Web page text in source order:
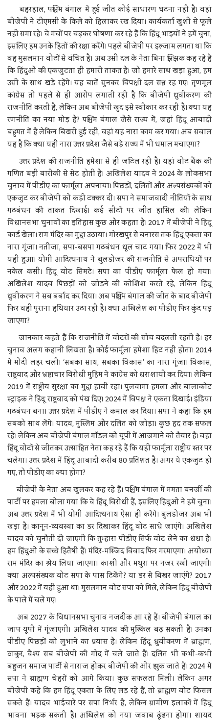
बहरहाल, पश्चिम बंगाल में हुई जीत कोई साधारण घटना नहीं है। वहां
बीजेपी ने टीएमसी के किले को हिलाकर रख दिया। कार्यकर्ता खुशी से फूले
नहीं समा रहे। वे मंचों पर चढ़कर घोषणा कर रहे हैं कि हिंदू भाइयों ने हमें चुना,
इसलिए हम उनके हितों की रक्षा करेंगे। पहले बीजेपी पर इल्जाम लगता था कि
वह मुसलमान वोटों से वंचित है। अब उसी दल के नेता बिना झिझक कह रहे हैं
कि हिंदुओं की एकजुटता ही हमारी ताकत है। जो हमारे साथ खड़ा हुआ, हम
उसी के साथ खड़े रहेंगे। यह बातें सुनकर विपक्षी दल सन्न रह गए। तृणमूल
कांग्रेस तो पहले से ही आरोप लगाती रही है कि बीजेपी ध्रुवीकरण की
राजनीति करती है, लेकिन अब बीजेपी खुद इसे स्वीकार कर रही है। क्या यह
रणनीति का नया मोड़ है? पश्चिम बंगाल जैसे राज्य में, जहां हिंदू आबादी
बहुमत में है लेकिन बिखरी हुई रही, वहां यह नारा काम कर गया। अब सवाल
यह है कि क्या यही नारा उत्तर प्रदेश जैसे बड़े राज्य में भी धमाल मचाएगा?
उत्तर प्रदेश की राजनीति हमेशा से ही जटिल रही है। यहां वोट बैंक की
गणित बड़ी बारीकी से सेट होती है। अखिलेश यादव ने 2024 के लोकसभा
चुनाव में पीडीए का फार्मूला अपनाया। पिछड़ों, दलितों और अल्पसंख्यकों को
एकजुट कर बीजेपी को कड़ी टक्कर दी। सपा ने समाजवादी नीतियों के साथ
गठबंधन की ताकत दिखाई। कई सीटों पर जीत हासिल की। लेकिन
विधानसभा चुनावों का इतिहास कुछ और कहता है। 2017 में बीजेपी ने हिंदू
कार्ड खेला। राम मंदिर का मुद्दा उठाया। गोरखपुर से बनारस तक हिंदू एकता का
नारा गूंजा। नतीजा, सपा-बसपा गठबंधन धूल चाट गया। फिर 2022 में भी
यही हुआ। योगी आदित्यनाथ ने बुलडोजर की राजनीति से अपराधियों पर
नकेल कसी। हिंदू वोट सिमटे। सपा का पीडीए फार्मूला फेल हो गया।
अखिलेश यादव पिछड़ों को जोड़ने की कोशिश करते रहे, लेकिन हिंदू
ध्रुवीकरण ने सब बर्बाद कर दिया। अब पश्चिम बंगाल की जीत के बाद बीजेपी
फिर वही पुराना हथियार उठा रही है। क्या अखिलेश का पीडीए फिर कुंद पड़
जाएगा?
जानकार कहते हैं कि राजनीति में वोटरों की सोच बदलती रहती है। हर
चुनाव अलग कहानी लिखता है। कोई फार्मूला हमेशा हिट नहीं होता। 2014
में मोदी लहर चली। ‘सबका साथ, सबका विकास’ का नारा गूंजा। विकास,
राष्ट्रवाद और भ्रष्टाचार विरोधी मुहिम ने कांग्रेस को धराशायी कर दिया। लेकिन
2019 में राष्ट्रीय सुरक्षा का मुद्दा हावी रहा। पुलवामा हमला और बालाकोट
स्ट्राइक ने हिंदू राष्ट्रवाद को पंख दिए। 2024 में विपक्ष ने एकता दिखाई। इंडिया
गठबंधन बना। उत्तर प्रदेश में पीडीए ने कमाल कर दिया। सपा ने कहा कि हम
सबको साथ लेंगे। यादव, मुस्लिम और दलित को जोड़ा। कुछ हद तक सफल
रहे। लेकिन अब बीजेपी बंगाल मॉडल को यूपी में आजमाने को तैयार है। वहां
हिंदू वोटों से जीतकर उत्साहित नेता कह रहे हैं कि यही फार्मूला राष्ट्रीय स्तर पर
चलेगा। उत्तर प्रदेश में हिंदू आबादी करीब 80 प्रतिशत है। अगर ये एकजुट हो
गए, तो पीडीए का क्या होगा?
बीजेपी के नेता अब खुलकर कह रहे हैं। पश्चिम बंगाल में ममता बनर्जी की
पार्टी पर हमला बोला गया कि वे हिंदू विरोधी हैं, इसलिए हिंदुओं ने हमें चुना।
अब उत्तर प्रदेश में भी योगी आदित्यनाथ ऐसा ही करेंगे। बुलडोजर अब भी
खड़ा है। कानून-व्यवस्था का डर दिखाकर हिंदू वोट साधे जाएंगे। अखिलेश
यादव को चुनौती दी जाएगी कि तुम्हारा पीडीए सिर्फ वोट लेने का धंधा है।
हम हिंदुओं के सच्चे हितैषी हैं। मंदिर-मस्जिद विवाद फिर गरमाएगा। अयोध्या
राम मंदिर का श्रेय लिया जाएगा। काशी और मथुरा पर नजर रखी जाएगी।
क्या अल्पसंख्यक वोट सपा के पास टिकेंगे? या डर से बिखर जाएंगे? 2017
और 2022 में यही हुआ था। मुसलमान वोट सपा को मिले, लेकिन हिंदू बीजेपी
के पाले में चले गए।
अब 2027 के विधानसभा चुनाव नजदीक आ रहे हैं। बीजेपी बंगाल का
जाप यूपी में गूंजाएगी। अखिलेश यादव की मुश्किल बढ़ सकती है। उनका
पीडीए पिछड़ों को लुभाने का प्रयास है। लेकिन हिंदू ध्रुवीकरण में ब्राह्मण,
ठाकुर, वैश्य सब बीजेपी की गोद में चले जाते हैं। दलित भी कभी-कभी
बहुजन समाज पार्टी से नाराज होकर बीजेपी की ओर झुक जाते हैं। 2024 में
सपा ने ब्राह्मण चेहरों को आगे किया। कुछ सफलता मिली। लेकिन अगर
बीजेपी कहे कि हम हिंदू एकता के लिए लड़ रहे हैं, तो ब्राह्मण वोट फिसल
सकते हैं। यादव भाईचारे पर सपा निर्भर है, लेकिन ग्रामीण इलाकों में हिंदू
भावना भड़क सकती है। अखिलेश को नया जवाब ढूंढना होगा। शायद